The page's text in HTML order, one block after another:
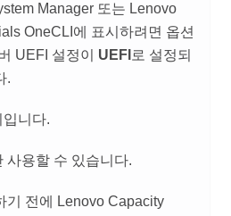
Manager 또는 Lenovo
OneCLI 에 표시하려면 옵션
UEFI 설정이 UEFI 로 설정되
.
니다.
사용할 수 있습니다.
기 전에
Lenovo Capacity